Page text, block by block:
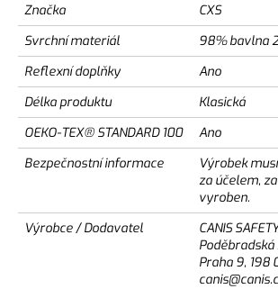
Značka
CXS
Svrchní materiál
98% bavlna
Reflexní doplňky
Ano
Délka produktu
Klasická
OEKO-TEX® STANDARD 100
Ano
Bezpečnostní informace
Výrobek
za účelem,
vyroben.
Výrobce / Dodavatel
CANIS
Praha 9, 198